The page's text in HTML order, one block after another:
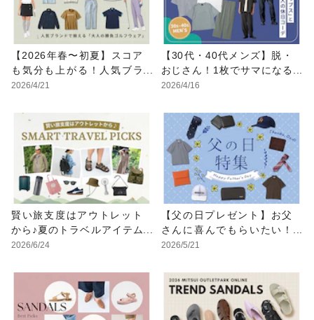
【2026年春〜初夏】スコア
も気分も上がる！人気ブラ
ンドで一式揃える「大人の
2026/4/21
【30代・40代メンズ】脱・
おじさん！1枚でサマになる
「初夏の主役トップス」と
2026/4/16
賢い旅支度はアウトレット
から♪夏のトラベルアイテム
特集
2026/6/24
【父の日プレゼント】お父
さんに喜んでもらいたい！
「実用的＆ワンランク上の
2026/5/21